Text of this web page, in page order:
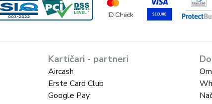
Kartičari - partneri
Aircash
Erste Card Club
Google Pay